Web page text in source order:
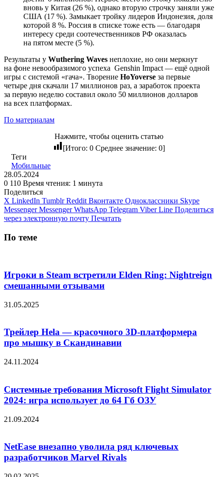
вновь у Китая (26 %), однако вторую строчку заняли уже
США (17 %). Замыкает тройку лидеров Индонезия, доля
которой 8 %. Россия в списке тоже есть — благодаря
интересу среди соотечественников РФ оказалась
на пятом месте (5 %).
Результаты у Wuthering Waves неплохие, но они меркнут
на фоне невообразимого успеха Genshin Impact — ещё одной
игры с системой «гача». Творение HoYoverse за первые
четыре дня скачали 17 миллионов раз, а заработок проекта
за первую неделю составил около 50 миллионов долларов
на всех платформах.
По материалам
Нажмите, чтобы оценить статью
[Итого: 0 Среднее значение: 0]
Теги
Мобильные
28.05.2024
0 110 Время чтения: 1 минута
Поделиться
X LinkedIn Tumblr Reddit Вконтакте Одноклассники Skype
Messenger Messenger WhatsApp Telegram Viber Line Поделиться
через электронную почту Печатать
По теме
Игроки в Steam встретили Elden Ring: Nightreign
смешанными отзывами
31.05.2025
Трейлер Hela — красочного 3D-платформера
про мышку в Скандинавии
24.11.2024
Системные требования Microsoft Flight Simulator
2024: игра использует до 64 Гб ОЗУ
21.09.2024
NetEase внезапно уволила ряд ключевых
разработчиков Marvel Rivals